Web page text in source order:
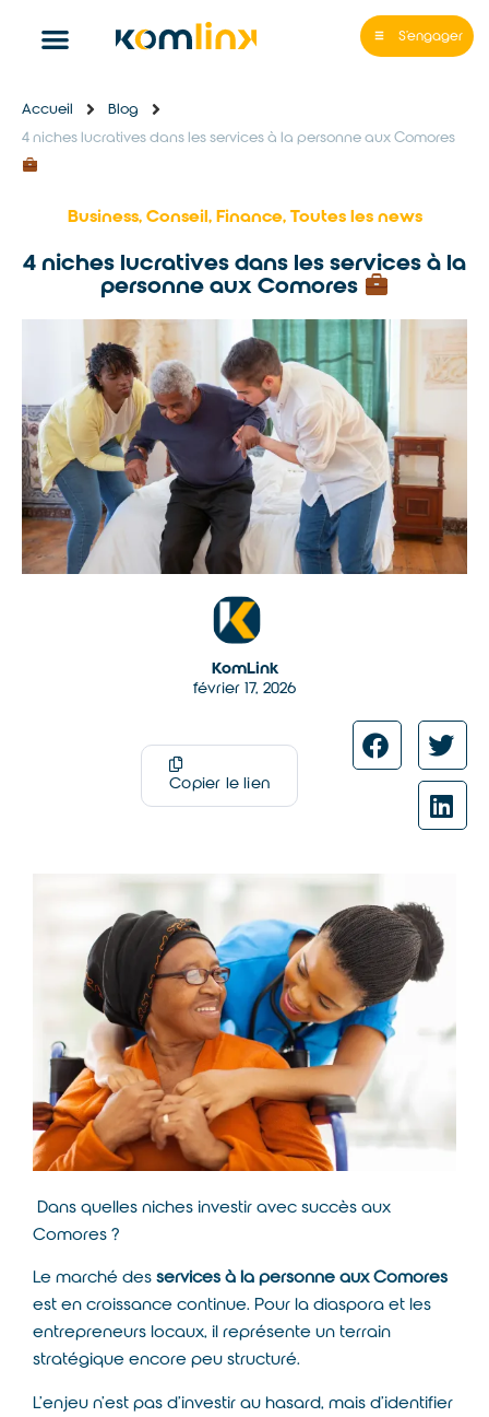
S'engager
Accueil
Blog
4 niches lucratives dans les services à la personne aux Comores
Business, Conseil, Finance, Toutes les news
4 niches lucratives dans les services à la
personne aux Comores
KomLink
février 17, 2026
Copier le lien
Dans quelles niches investir avec succès aux
Comores ?
Le marché des services à la personne aux Comores
est en croissance continue. Pour la diaspora et les
entrepreneurs locaux, il représente un terrain
stratégique encore peu structuré.
L’enjeu n’est pas d’investir au hasard, mais d’identifier